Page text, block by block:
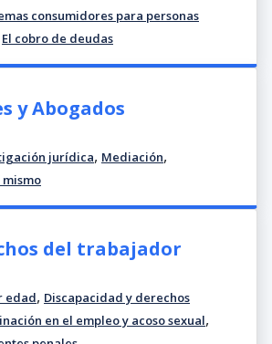
consumidores para personas
El cobro de deudas
y Abogados
jurídica, Mediación,
mismo
del trabajador
edad, Discapacidad y derechos
en el empleo y acoso sexual,